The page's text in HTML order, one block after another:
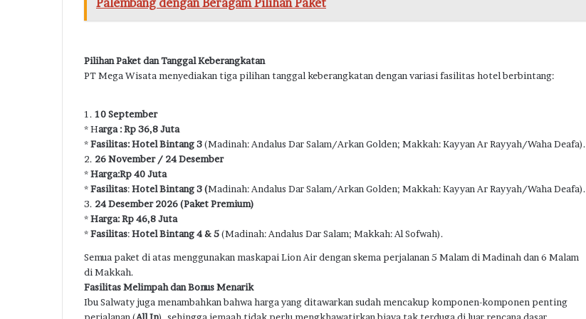
Palembang dengan Beragam Pilihan Paket
Pilihan Paket dan Tanggal Keberangkatan
PT Mega Wisata menyediakan tiga pilihan tanggal keberangkatan dengan variasi fasilitas hotel berbintang:
1. 10 September
* Harga : Rp 36,8 Juta
*Fasilitas: Hotel Bintang3(Madinah: Andalus Dar Salam/Arkan Golden; Makkah: Kayyan Ar Rayyah/Waha Deafa).
2. 26 November / 24 Desember
*Harga:Rp 40 Juta
*Fasilitas:Hotel Bintang 3 (Madinah: Andalus Dar Salam/Arkan Golden; Makkah: Kayyan Ar Rayyah/Waha Deafa).
3. 24 Desember 2026 (Paket Premium)
*Harga: Rp 46,8 Juta
*Fasilitas:Hotel Bintang 4 & 5(Madinah: Andalus Dar Salam; Makkah: Al Sofwah).
Semua paket di atas menggunakan maskapai Lion Air dengan skema perjalanan 5 Malam di Madinah dan 6 Malam
di Makkah.
Fasilitas Melimpah dan Bonus Menarik
Ibu Salwaty juga menambahkan bahwa harga yang ditawarkan sudah mencakup komponen-komponen penting